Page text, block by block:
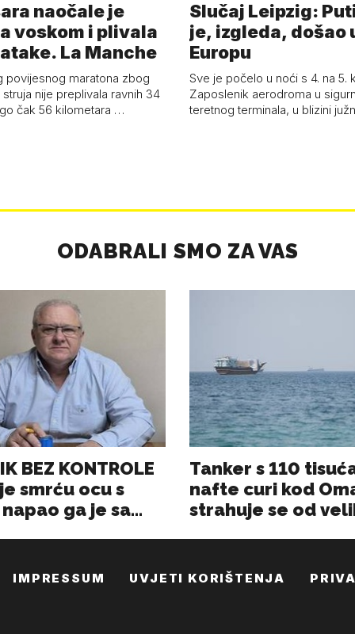
naočale je
voskom i plivala
La Manche
povijesnog maratona zbog
nije preplivala ravnih 34
čak 56 kilometara …
Slučaj Leipzig:
je, izgleda, došao
Europu
Sve je počelo u noći s 4. na 5.
Zaposlenik aerodroma u
teretnog terminala, u blizini
IMPRESSUM UVJETI KORIŠTENJA